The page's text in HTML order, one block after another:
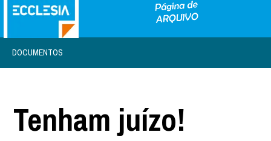
DOCUMENTOS
Tenham juízo!